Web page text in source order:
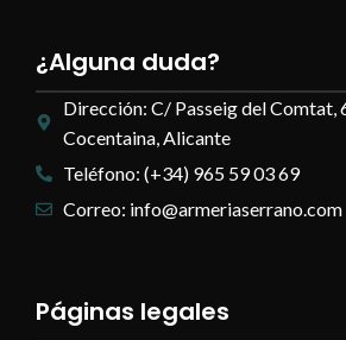
¿Alguna duda?
Dirección: C/ Passeig del Comtat,
Cocentaina, Alicante
Teléfono: (+34) 965 59 03 69
Correo: info@armeriaserrano.com
Páginas legales